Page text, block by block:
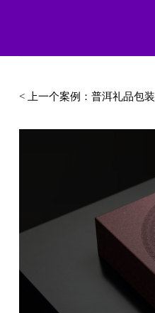
< 上一个案例 ： 普洱礼品包装